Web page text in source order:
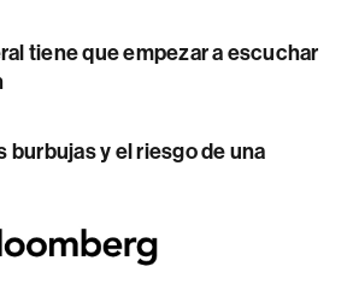
tiene que empezar a escuchar
burbujas y el riesgo de una